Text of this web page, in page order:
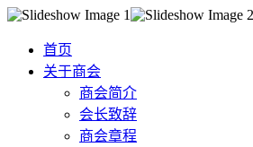
首页
关于商会
商会简介
会长致辞
商会章程